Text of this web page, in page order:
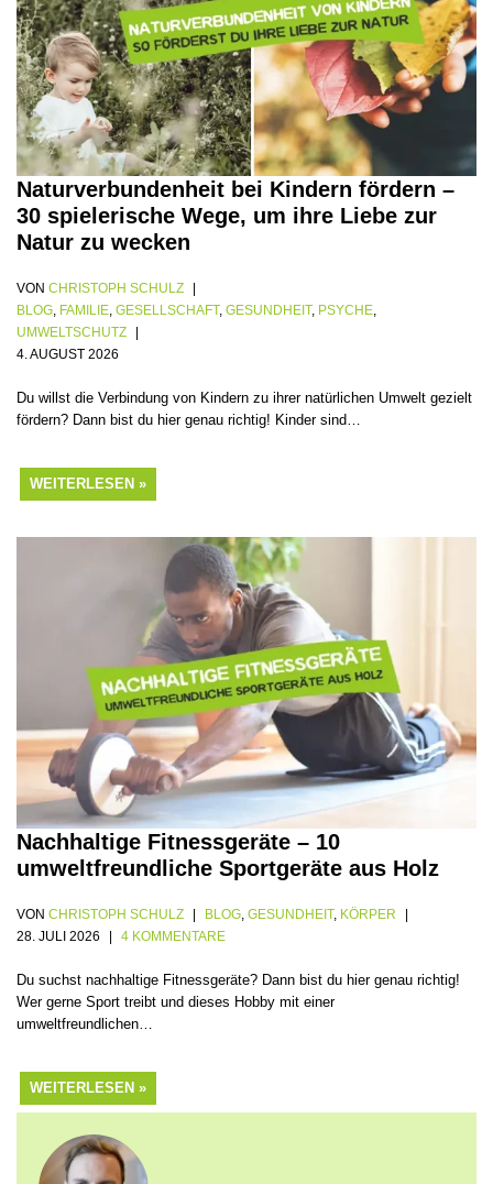
Naturverbundenheit bei Kindern fördern –
30 spielerische Wege, um ihre Liebe zur
Natur zu wecken
VON CHRISTOPH SCHULZ
BLOG FAMILIE GESELLSCHAFT, GESUNDHEIT, PSYCHE
UMWELTSCHUTZ
4. AUGUST 2026
Du willst die Verbindung von Kindern zu ihrer natürlichen Umwelt gezielt
fördern? Dann bist du hier genau richtig! Kinder sind…
WEITERLESEN »
Nachhaltige Fitnessgeräte – 10
umweltfreundliche Sportgeräte aus Holz
VON CHRISTOPH SCHULZ BLOG GESUNDHEIT, KÖRPER
28. JULI 2026
4 KOMMENTARE
Du suchst nachhaltige Fitnessgeräte? Dann bist du hier genau richtig!
Wer gerne Sport treibt und dieses Hobby mit einer
umweltfreundlichen…
WEITERLESEN »